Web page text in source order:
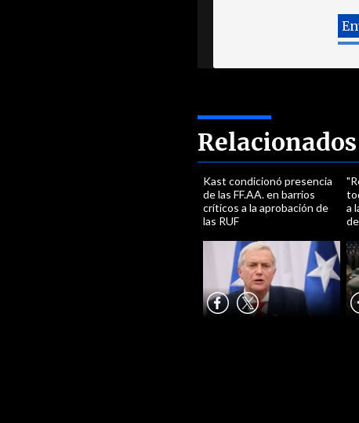
Relacionados
Kast condicionó presencia
de las FF.AA. en barrios
críticos a la aprobación de
las RUF
a